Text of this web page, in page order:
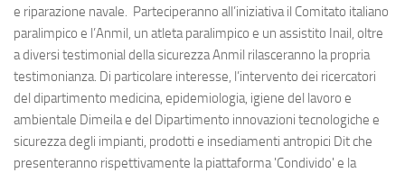
e riparazione navale. Parteciperanno all’iniziativa il Comitato italiano
paralimpico e l’Anmil, un atleta paralimpico e un assistito Inail, oltre
a diversi testimonial della sicurezza Anmil rilasceranno la propria
testimonianza. Di particolare interesse, l’intervento dei ricercatori
del dipartimento medicina, epidemiologia, igiene del lavoro e
ambientale Dimeila e del Dipartimento innovazioni tecnologiche e
sicurezza degli impianti, prodotti e insediamenti antropici Dit che
presenteranno rispettivamente la piattaforma 'Condivido' e la